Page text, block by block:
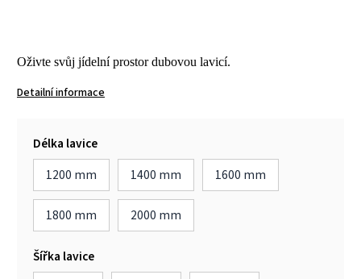
Oživte svůj jídelní prostor dubovou lavicí.
Detailní informace
Délka lavice
1200 mm
1400 mm 1600 mm
1800 mm 2000 mm
Šířka lavice